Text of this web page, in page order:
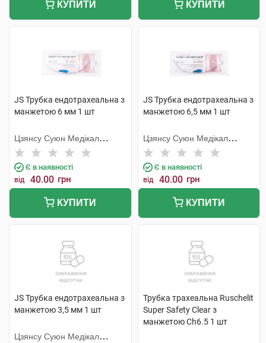
КУПИТИ КУПИТИ
JS Трубка ендотрахеальна з
манжетою 6 мм 1 шт
Цзянсу Суюн Медікал
Метіріалс
Є в наявності
від 40.00 грн
КУПИТИ
JS Трубка ендотрахеальна з
манжетою 6,5 мм 1 шт
Цзянсу Суюн Медікал
Метіріалс
Є в наявності
від 40.00 грн
КУПИТИ
JS Трубка ендотрахеальна з
манжетою 3,5 мм 1 шт
Цзянсу Суюн Медікал
Трубка трахеальна Ruschelit
Super Safety Clear з
манжетою Ch6.5 1 шт